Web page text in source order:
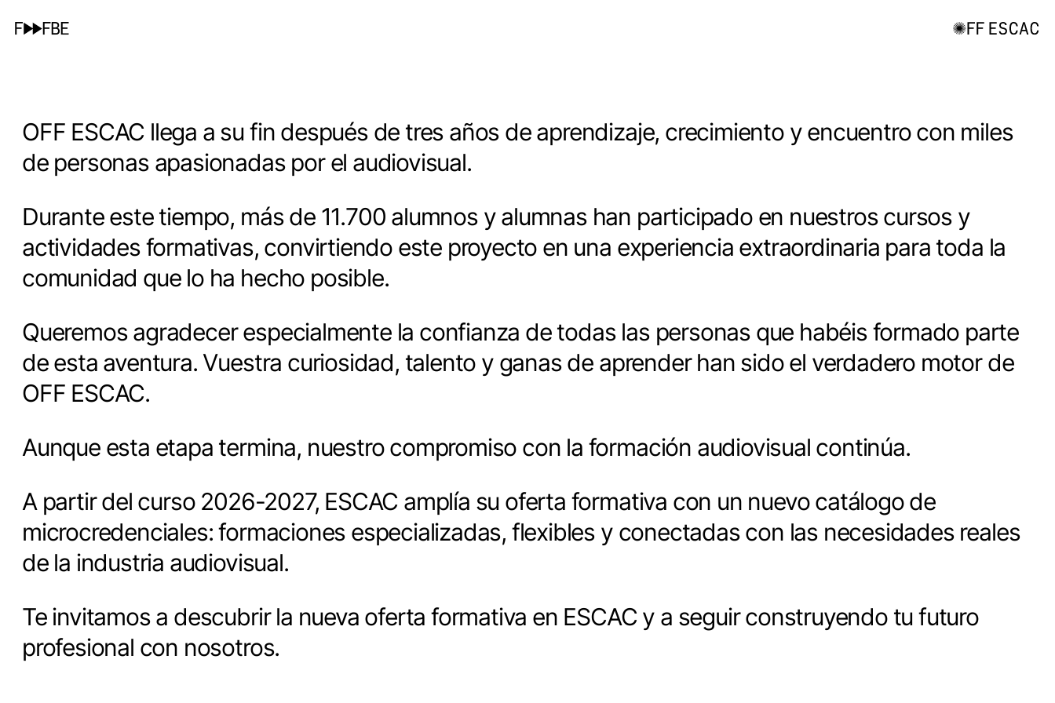
OFF ESCAC llega a su fin después de tres años de aprendizaje, crecimiento y encuentro con miles
de personas apasionadas por el audiovisual.
Durante este tiempo, más de 11.700 alumnos y alumnas han participado en nuestros cursos y
actividades formativas, convirtiendo este proyecto en una experiencia extraordinaria para toda la
comunidad que lo ha hecho posible.
Queremos agradecer especialmente la confianza de todas las personas que habéis formado parte
de esta aventura. Vuestra curiosidad, talento y ganas de aprender han sido el verdadero motor de
OFF ESCAC.
Aunque esta etapa termina, nuestro compromiso con la formación audiovisual continúa.
A partir del curso 2026-2027, ESCAC amplía su oferta formativa con un nuevo catálogo de
microcredenciales: formaciones especializadas, flexibles y conectadas con las necesidades reales
de la industria audiovisual.
Te invitamos a descubrir la nueva oferta formativa en ESCAC y a seguir construyendo tu futuro
profesional con nosotros.